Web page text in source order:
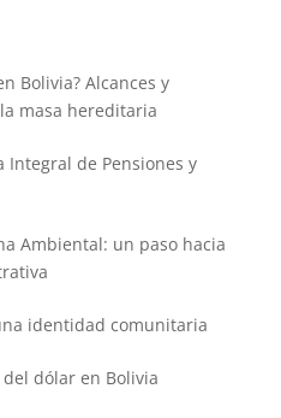
Bolivia? Alcances y
masa hereditaria
Integral de Pensiones y
Ambiental: un paso hacia
identidad comunitaria
dólar en Bolivia